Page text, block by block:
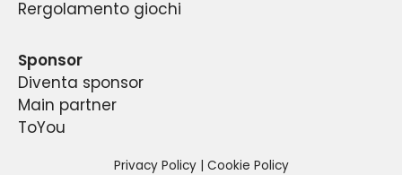
a partire dalle 6:00 del mattino sino alle 24:00
della propria sede.
Rergolamento giochi
Sponsor
Diventa sponsor
Main partner
ToYou
Privacy Policy| Cookie Policy